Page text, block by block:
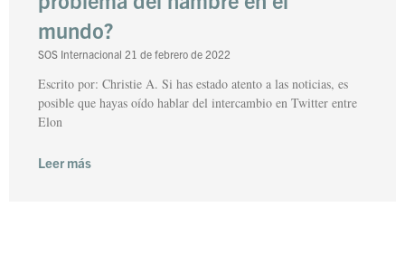
mundo?
SOS Internacional 21 de febrero de 2022
Escrito por: Christie A. Si has estado atento a las noticias, es
posible que hayas oído hablar del intercambio en Twitter entre
Elon
Leer más